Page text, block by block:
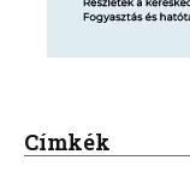
Címkék